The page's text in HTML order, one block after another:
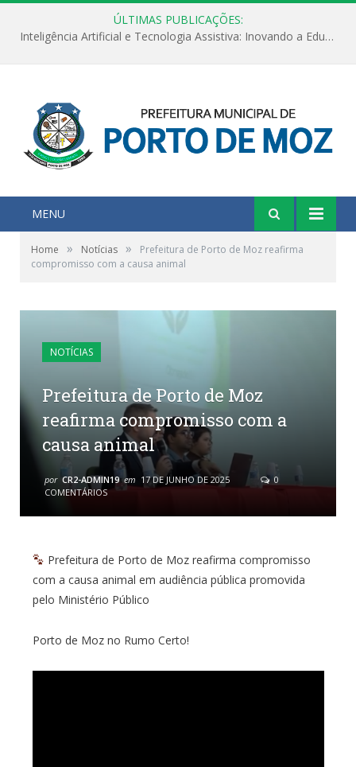
ÚLTIMAS PUBLICAÇÕES:
Inteligência Artificial e Tecnologia Assistiva: Inovando a Educação Especial e Inclusiva
MENU
Home » Notícias »
Prefeitura de Porto de Moz reafirma
compromisso com a causa animal
NOTÍCIAS
Prefeitura de Porto de Moz
reafirma compromisso com a
causa animal
por CR2-ADMIN19 em 17 DE JUNHO DE 2025
0
COMENTÁRIOS
Prefeitura de Porto de Moz reafirma compromisso
com a causa animal em audiência pública promovida
pelo Ministério Público
Porto de Moz no Rumo Certo!